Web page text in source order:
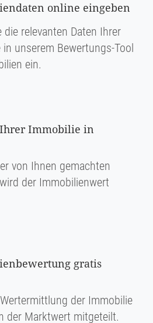
online eingeben
die relevanten Daten Ihrer
in unserem Bewertungs-Tool
ein.
Immobilie in
von Ihnen gemachten
der Immobilienwert
gratis
der Immobilie
der Marktwert mitgeteilt.